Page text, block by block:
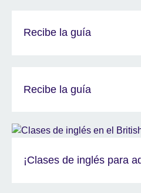
Recibe la guía
Recibe la guía
¡Clases de inglés para